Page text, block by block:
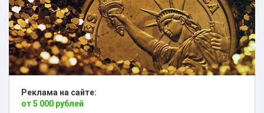
Реклама на сайте:
от 5 000 рублей